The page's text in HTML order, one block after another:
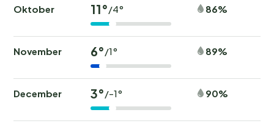
Oktober 11°/4° 86%
November 6°/1° 89%
December 3°/-1° 90%